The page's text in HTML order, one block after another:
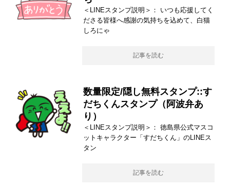
＜LINEスタンプ説明＞： いつも応援してく
ださる皆様へ感謝の気持ちを込めて、白猫
しろにゃ
記事を読む
数量限定/隠し無料スタンプ::す
だちくんスタンプ（阿波弁あ
り）
＜LINEスタンプ説明＞： 徳島県公式マスコ
ットキャラクター「すだちくん」のLINEス
タン
記事を読む